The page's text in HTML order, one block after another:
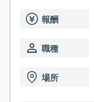
報酬
職種
場所